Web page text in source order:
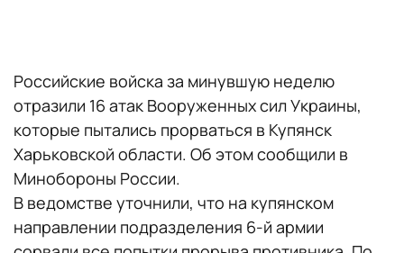
Российские войска за минувшую неделю
отразили 16 атак Вооруженных сил Украины,
которые пытались прорваться в Купянск
Харьковской области. Об этом сообщили в
Минобороны России.
В ведомстве уточнили, что на купянском
направлении подразделения 6-й армии